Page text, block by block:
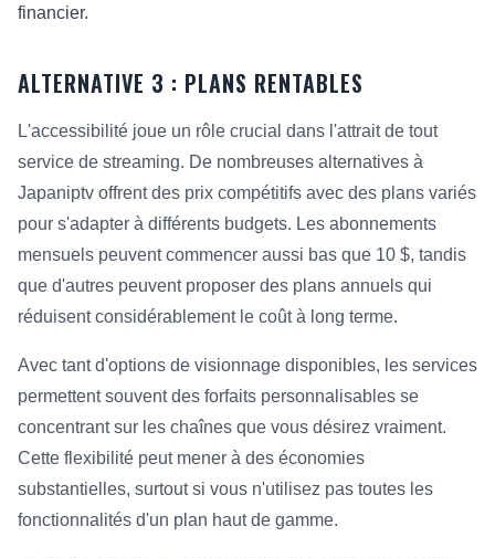
financier.
ALTERNATIVE 3 : PLANS RENTABLES
L'accessibilité joue un rôle crucial dans l'attrait de tout
service de streaming. De nombreuses alternatives à
Japaniptv offrent des prix compétitifs avec des plans variés
pour s'adapter à différents budgets. Les abonnements
mensuels peuvent commencer aussi bas que 10 $, tandis
que d'autres peuvent proposer des plans annuels qui
réduisent considérablement le coût à long terme.
Avec tant d'options de visionnage disponibles, les services
permettent souvent des forfaits personnalisables se
concentrant sur les chaînes que vous désirez vraiment.
Cette flexibilité peut mener à des économies
substantielles, surtout si vous n'utilisez pas toutes les
fonctionnalités d'un plan haut de gamme.